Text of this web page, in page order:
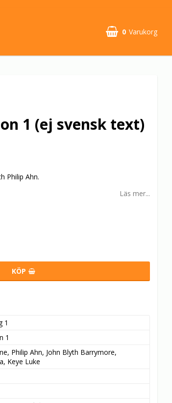
0 Varukorg
1 (ej svensk text)
Philip Ahn.
Läs mer...
KÖP
1
1
Philip Ahn, John Blyth Barrymore,
Keye Luke